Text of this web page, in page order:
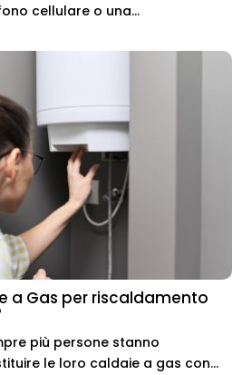
cellulare o una...
a Gas per riscaldamento
più persone stanno
le loro caldaie a gas con...